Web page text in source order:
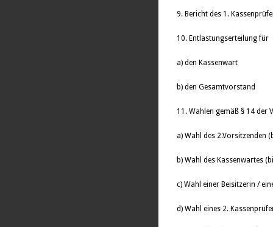
9. Bericht des 1.
10. Entlastungserteilung für
a) den Kassenwart
b) den Gesamtvorstand
11. Wahlen gemäß § 14 der
a) Wahl des 2.Vorsitzenden
b) Wahl des Kassenwartes
c) Wahl einer Beisitzerin /
d) Wahl eines 2.